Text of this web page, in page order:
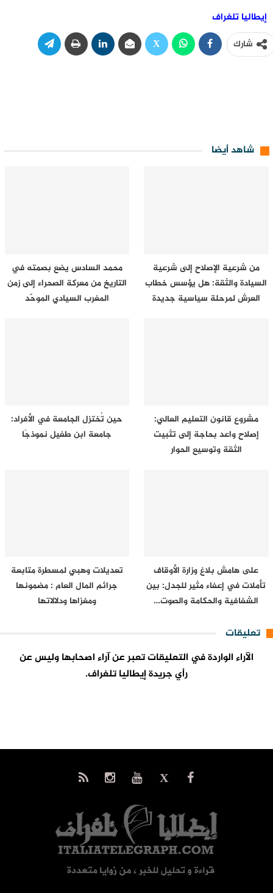
إيطاليا تلغراف
شارك
شاهد أيضا
من شرعية الإصلاح إلى شرعية
السيادة والثقة: هل يؤسس خطاب
العرش لمرحلة سياسية جديدة
محمد السادس يضع بصمته في
التاريخ من معركة الصحراء إلى زمن
المغرب السيادي الموحّد
مشروع قانون التعليم العالي:
إصلاح واعد بحاجة إلى تثبيت
الثقة وتوسيع الحوار
حين تُختزل الجامعة في الأفراد:
جامعة ابن طفيل نموذجًا
على هامش بلاغ وزارة الأوقاف
تأملات في إعفاء مثير للجدل: بين
الشفافية والحكامة والصوت…
تعديلات وهبي لمسطرة متابعة
جرائم المال العام : مضمونها
ومغزاها ودلالاتها
تعليقات
الآراء الواردة في التعليقات تعبر عن آراء اصحابها وليس عن
رأي جريدة إيطاليا تلغراف.